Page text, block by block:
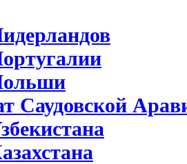
Саудовской